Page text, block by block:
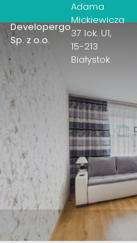
Developergo
Sp. z o.o.
Adama
Mickiewicza
37 lok. U1
15-213
Białystok